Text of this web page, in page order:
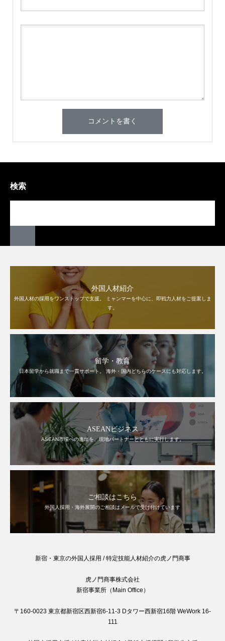
検索
外国人材紹介
外国人材の採用をワンストップで支援。 ミャンマーを中心に、即戦力人材をご提案しま
す。
留学・教育
日本留学から就職まで一貫サポート。 海外・国内どちらのケースにも対応します。
ASEANビジネス
ASEAN市場への進出を、現地パートナーとともに実行します。
ご相談はこちら
外国人採用・海外展開のご相談はメールで受け付けています
新宿・東京の外国人採用 / 特定技能人材紹介の虎ノ門商事
虎ノ門商事株式会社
新宿事業所（Main Office）
〒160-0023 東京都新宿区西新宿6-11-3 Dタワー西新宿16階 WeWork 16-
111